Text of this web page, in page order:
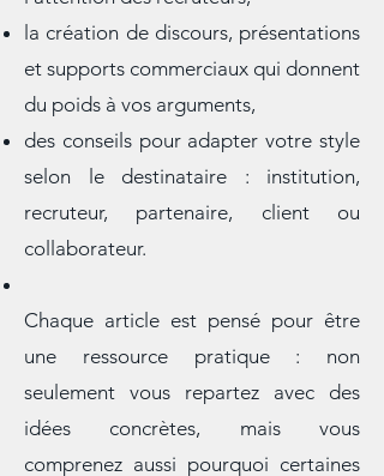
motivation efficace qui capte
l’attention des recruteurs,
la création de discours, présentations
et supports commerciaux qui donnent
du poids à vos arguments,
des conseils pour adapter votre style
selon le destinataire : institution,
collaborateur.
Chaque article est pensé pour être
une ressource pratique : non
seulement vous repartez avec des